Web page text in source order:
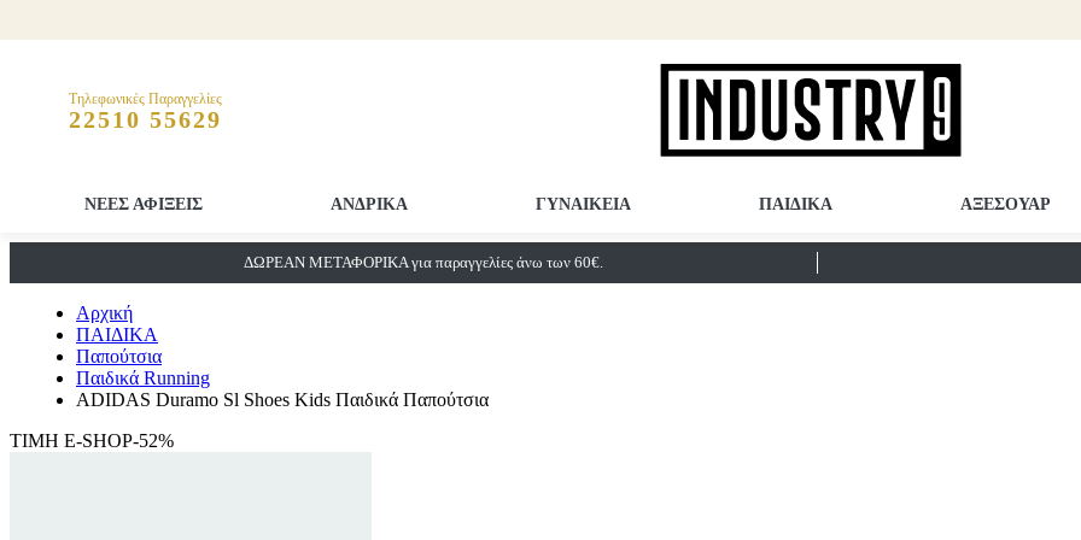
Τηλεφωνικές Παραγγελίες
22510 55629
ΝΕΕΣ ΑΦΙΞΕΙΣ ΑΝΔΡΙΚΑ ΓΥΝΑΙΚΕΙΑ ΠΑΙΔΙΚΑ ΑΞΕΣΟΥΑΡ
ΔΩΡΕΑΝ ΜΕΤΑΦΟΡΙΚΑ για παραγγελίες άνω των 60€.
Αρχική
ΠΑΙΔΙΚΑ
Παπούτσια
Παιδικά Running
ADIDAS Duramo Sl Shoes Kids Παιδικά Παπούτσια
ΤΙΜΗ E-SHOP-52%